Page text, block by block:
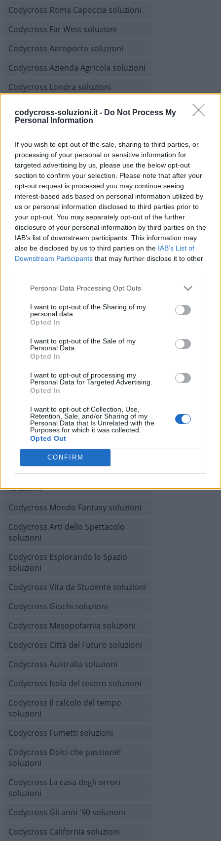
codycross-soluzioni.it - Do Not Process My
Personal Information
If you wish to opt-out of the sale, sharing to third parties, or
processing of your personal or sensitive information for
targeted advertising by us, please use the below opt-out
section to confirm your selection. Please note that after your
opt-out request is processed you may continue seeing
interest-based ads based on personal information utilized by
us or personal information disclosed to third parties prior to
your opt-out. You may separately opt-out of the further
disclosure of your personal information by third parties on the
IAB’s list of downstream participants. This information may
also be disclosed by us to third parties on the IAB’s List of
Downstream Participants that may further disclose it to other
Personal Data Processing Opt Outs
I want to opt-out of the Sharing of my
personal data.
Opted In
I want to opt-out of the Sale of my
Personal Data.
Opted In
I want to opt-out of processing my
Personal Data for Targeted Advertising.
Opted In
I want to opt-out of Collection, Use,
Retention, Sale, and/or Sharing of my
Personal Data that Is Unrelated with the
Purposes for which it was collected.
Opted Out
CONFIRM
Codycross Roma Capoccia soluzioni
Codycross Far West soluzioni
Codycross Aeroporto soluzioni
Codycross Azienda Agricola soluzioni
Codycross Londra soluzioni
soluzioni
Codycross Villaggio Turistico
soluzioni
Codycross Benvenuti in Giappone
soluzioni
Codycross Auditorium soluzioni
Codycross Studi televisivi soluzioni
Codycross Casa Dolce Casa soluzioni
Codycross In crociera soluzioni
Codycross Grecia soluzioni
Codycross Com’è Piccolo il Mondo!
soluzioni
Codycross Viaggio in Treno soluzioni
Codycross Museo d'Arte soluzioni
Codycross A tutta acqua soluzioni
Codycross Anni Ottanta soluzioni
Codycross Alle terme soluzioni
Codycross In campeggio soluzioni
Codycross Viaggio in Spagna
soluzioni
Codycross Mondo Fantasy soluzioni
Codycross Arti dello Spettacolo
soluzioni
Codycross Esplorando lo Spazio
soluzioni
Codycross Vita da Studente soluzioni
Codycross Giochi soluzioni
Codycross Mesopotamia soluzioni
Codycross Città del Futuro soluzioni
Codycross Australia soluzioni
Codycross Isola del tesoro soluzioni
Codycross Il calcolo del tempo
soluzioni
Codycross Fumetti soluzioni
Codycross Dolci che passione!
soluzioni
Codycross La casa degli orrori
soluzioni
Codycross Gli anni '90 soluzioni
Codycross California soluzioni